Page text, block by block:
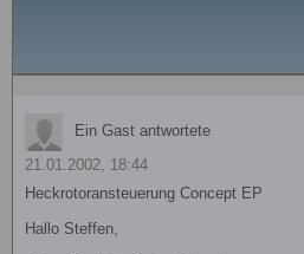
Ein Gast antwortete
21.01.2002, 18:44
Heckrotoransteuerung Concept EP
Hallo Steffen,